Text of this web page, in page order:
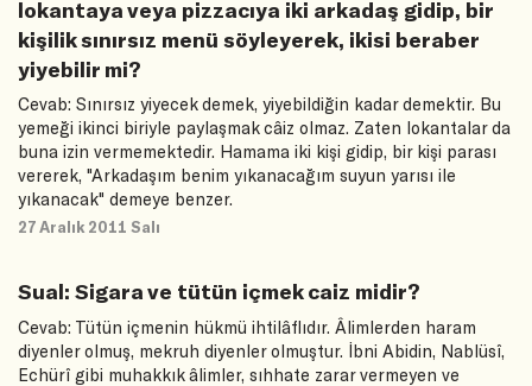
lokantaya veya pizzacıya iki arkadaş gidip, bir
kişilik sınırsız menü söyleyerek, ikisi beraber
yiyebilir mi?
Cevab: Sınırsız yiyecek demek, yiyebildiğin kadar demektir. Bu
yemeği ikinci biriyle paylaşmak câiz olmaz. Zaten lokantalar da
buna izin vermemektedir. Hamama iki kişi gidip, bir kişi parası
vererek, "Arkadaşım benim yıkanacağım suyun yarısı ile
yıkanacak" demeye benzer.
27 Aralık 2011 Salı
Sual: Sigara ve tütün içmek caiz midir?
Cevab: Tütün içmenin hükmü ihtilâflıdır. Âlimlerden haram
diyenler olmuş, mekruh diyenler olmuştur. İbni Abidin, Nablüsî,
Echürî gibi muhakkık âlimler, sıhhate zarar vermeyen ve